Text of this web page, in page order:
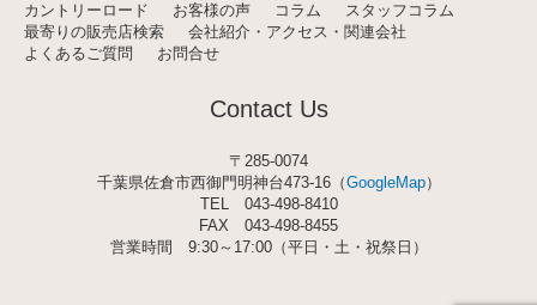
カントリーロード
お客様の声 コラム
スタッフコラム
最寄りの販売店検索
会社紹介・アクセス・関連会社
よくあるご質問
お問合せ
Contact Us
〒285-0074
千葉県佐倉市西御門明神台473-16（GoogleMap）
TEL 043-498-8410
FAX 043-498-8455
営業時間 9:30～17:00（平日・土・祝祭日）